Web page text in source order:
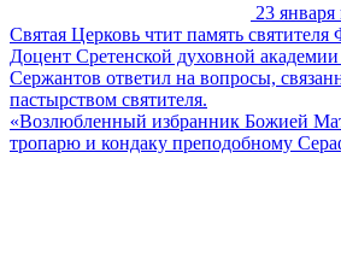
23
Святая Церковь чтит память
Доцент Сретенской духовной
Сержантов ответил на вопросы,
пастырством святителя.
«Возлюбленный избранник Божией
тропарю и кондаку преподобному